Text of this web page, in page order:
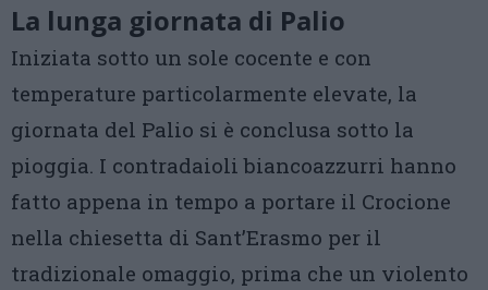
La lunga giornata di Palio
Iniziata sotto un sole cocente e con
temperature particolarmente elevate, la
giornata del Palio si è conclusa sotto la
pioggia. I contradaioli biancoazzurri hanno
fatto appena in tempo a portare il Crocione
nella chiesetta di Sant’Erasmo per il
tradizionale omaggio, prima che un violento